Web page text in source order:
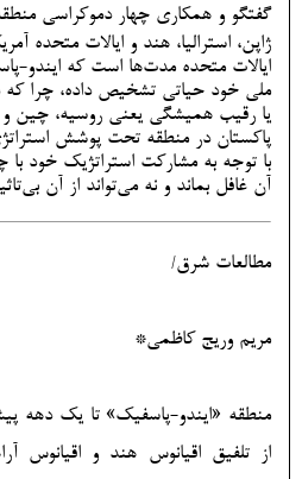
گفتگو و همکاری چهار دموکراسی
ژاپن، استرالیا، هند و ایالات متحده
ایالات متحده مدت‌ها است که ایندو-
ملی خود حیاتی تشخیص داده، چرا
یا رقیب همیشگی یعنی روسیه، چین و
پاکستان در منطقه تحت پوشش
با توجه به مشارکت استراتژیک خود با
آن غافل بماند و نه می‌تواند از آن
مطالعات شرق/
مریم وریج کاظمی*
منطقه «ایندو-پاسفیک» تا یک دهه